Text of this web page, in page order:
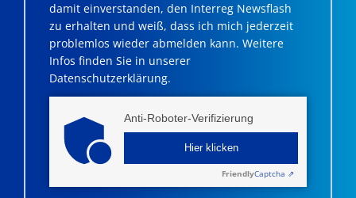
damit einverstanden, den Interreg Newsflash
zu erhalten und weiß, dass ich mich jederzeit
problemlos wieder abmelden kann. Weitere
Infos finden Sie in unserer
Datenschutzerklärung.
Anti-Roboter-Verifizierung
Hier klicken
FriendlyCaptcha ⇗